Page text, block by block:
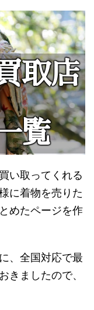
取店
覧
い取ってくれる
に着物を売りた
めたページを作
、全国対応で最
きましたので、